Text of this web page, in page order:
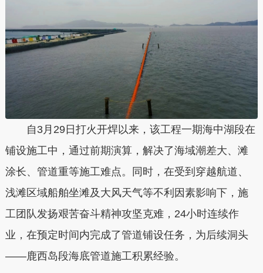
自3月29日打火开焊以来，该工程一期海中湖段在
铺设施工中，通过前期演算，解决了海域潮差大、滩
涂长、管道重等施工难点。同时，在受到穿越航道、
浅滩区域船舶坐滩及大风天气等不利因素影响下，施
工团队发扬艰苦奋斗精神攻坚克难，24小时连续作
业，在预定时间内完成了管道铺设任务，为后续洞头
——鹿西岛段海底管道施工积累经验。